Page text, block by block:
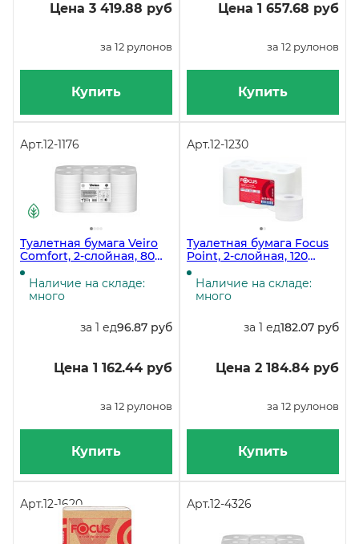
Цена 3 419.88 руб
за 12 рулонов
Купить
Цена 1 657.68 руб
за 12 рулонов
Купить
Арт.12-1176
Туалетная бумага Veiro
Comfort, 2-слойная, 80
метров, центральная
вытяжка, белая, 12
рулонов в упаковке
Наличие на складе:
много
за 1 ед96.87 руб
Цена 1 162.44 руб
за 12 рулонов
Купить
Арт.12-1230
Туалетная бумага Focus
Point, 2-слойная, 120
метров, белая, с
центральной вытяжкой,
12 штук
Наличие на складе:
много
за 1 ед182.07 руб
Цена 2 184.84 руб
за 12 рулонов
Купить
Арт.12-1620 Арт.12-4326